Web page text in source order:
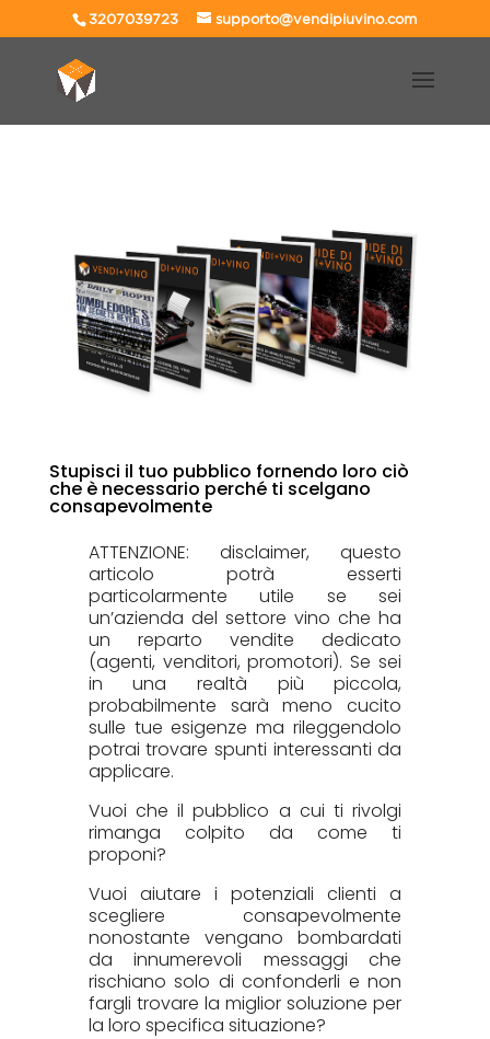
3207039723 supporto@vendipiuvino.com
Stupisci il tuo pubblico fornendo loro ciò
che è necessario perché ti scelgano
consapevolmente
ATTENZIONE: disclaimer, questo
articolo potrà esserti
particolarmente utile se sei
un’azienda del settore vino che ha
un reparto vendite dedicato
(agenti, venditori, promotori). Se sei
in una realtà più piccola,
probabilmente sarà meno cucito
sulle tue esigenze ma rileggendolo
potrai trovare spunti interessanti da
applicare.
Vuoi che il pubblico a cui ti rivolgi
rimanga colpito da come ti
proponi?
Vuoi aiutare i potenziali clienti a
scegliere consapevolmente
nonostante vengano bombardati
da innumerevoli messaggi che
rischiano solo di confonderli e non
fargli trovare la miglior soluzione per
la loro specifica situazione?